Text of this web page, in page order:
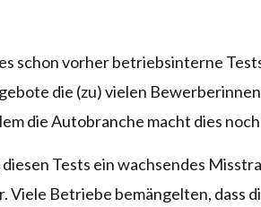
schon vorher betriebsinterne
die (zu) vielen
die Autobranche macht dies
Tests ein wachsendes
Viele Betriebe bemängelten, dass